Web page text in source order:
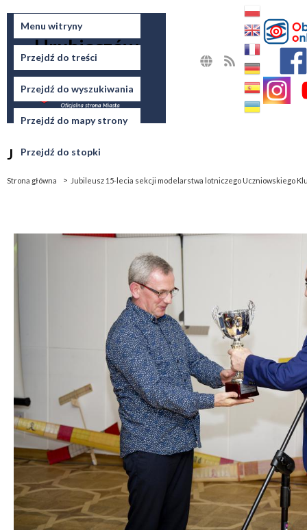
Menu witryny
Przejdź do treści
Przejdź do wyszukiwania
Przejdź do mapy strony
Przejdź do stopki
Miasto
Hrubieszów
Jesteś tutaj
Strona główna Jubileusz 15-lecia sekcji modelarstwa lotniczego Uczniowskiego